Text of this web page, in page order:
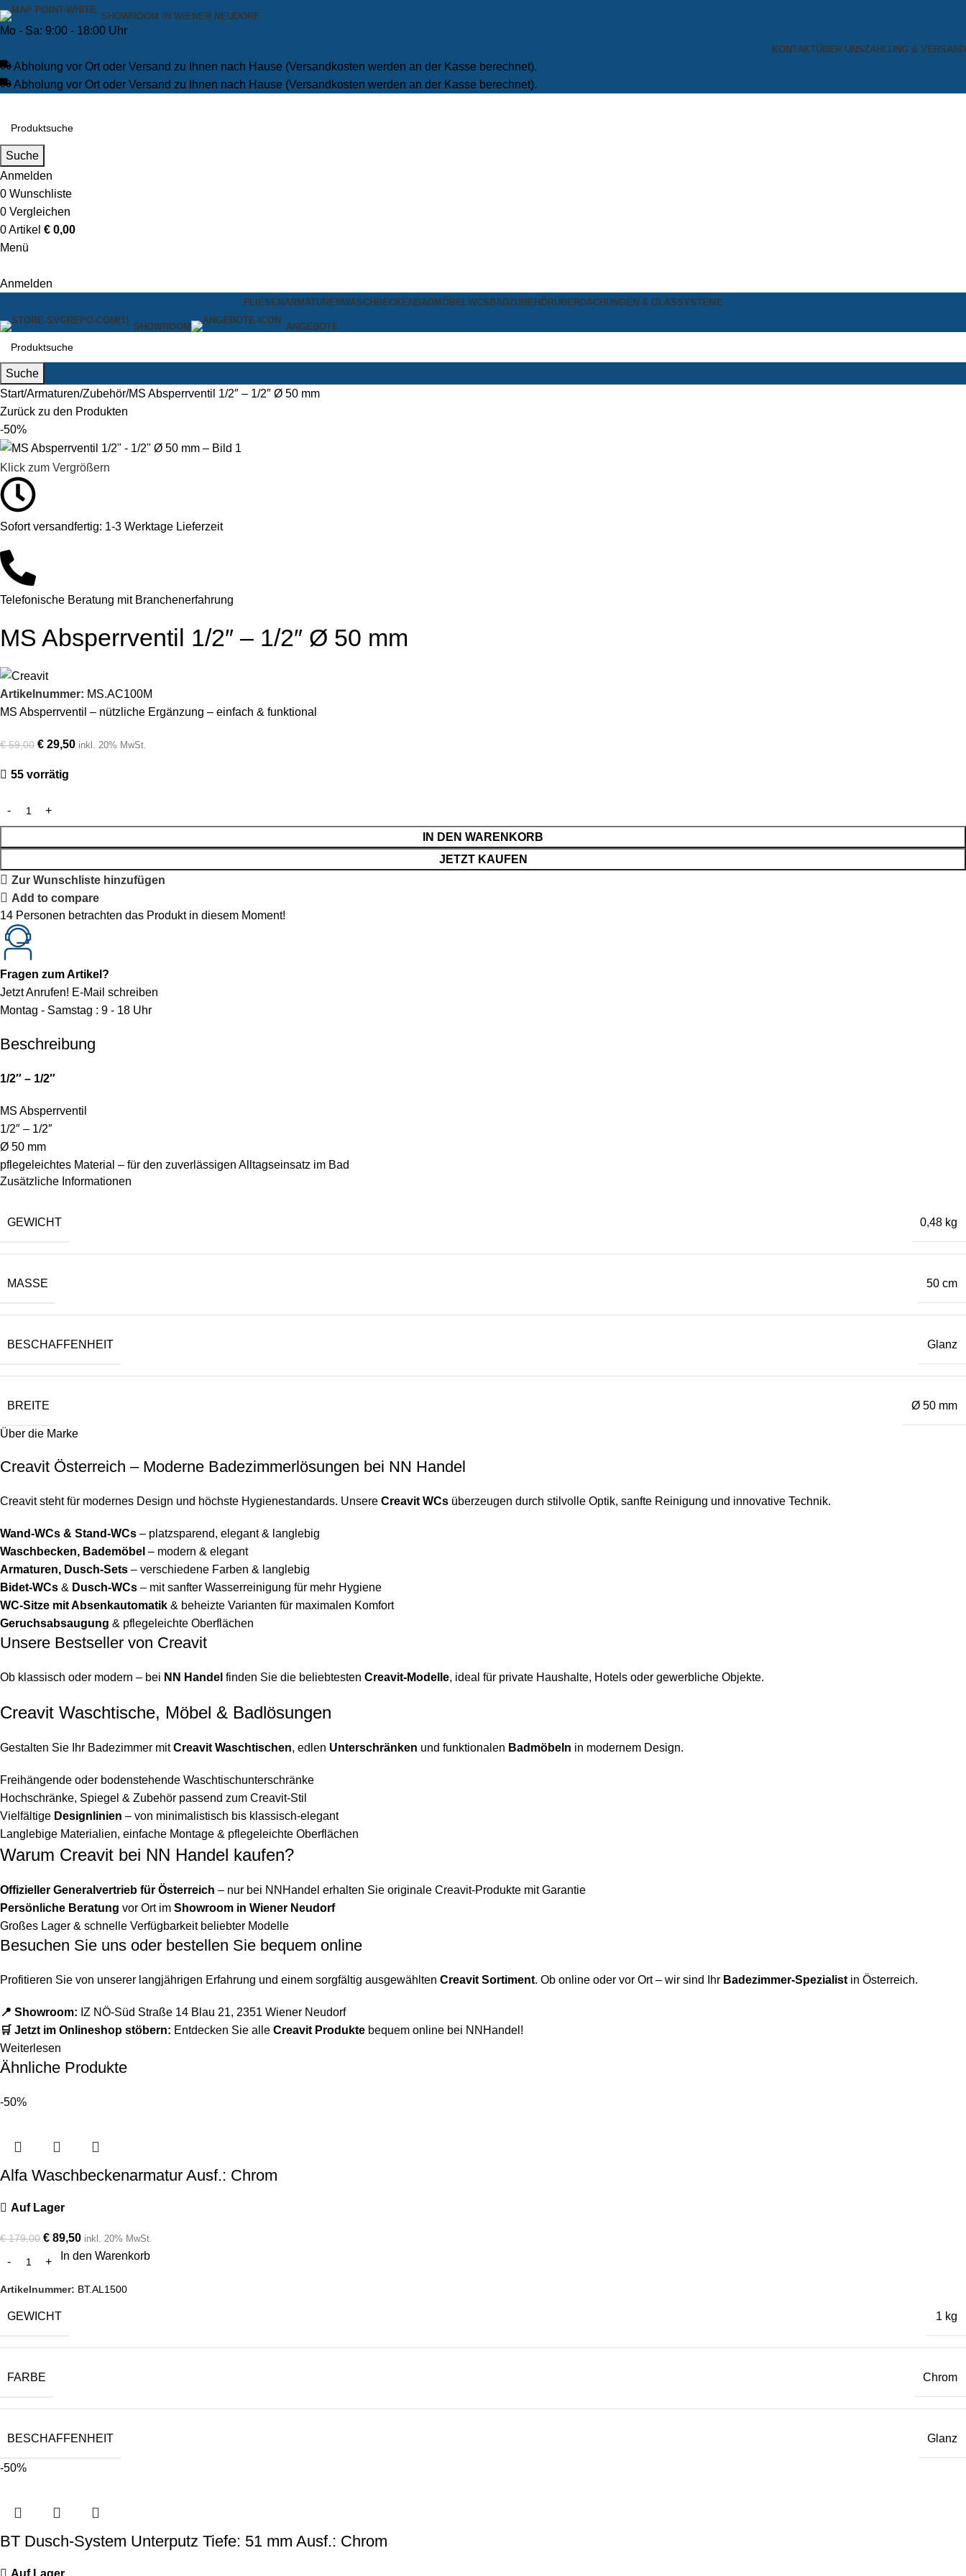
SHOWROOM IN WIENER NEUDORF
Mo - Sa: 9:00 - 18:00 Uhr
KONTAKTÜBER UNSZAHLUNG & VERSAND
Abholung vor Ort oder Versand zu Ihnen nach Hause (Versandkosten werden an der Kasse berechnet).
Abholung vor Ort oder Versand zu Ihnen nach Hause (Versandkosten werden an der Kasse berechnet).
Suche
Anmelden
0 Wunschliste
0 Vergleichen
0Artikel € 0,00
Menü
Anmelden
FLIESENARMATURENWASCHBECKEN BADMÖBELWCS BADZUBEHÖRÜBERDACHUNGEN & GLASSYSTEME
SHOWROOM ANGEBOTE
Suche
Start Armaturen Zubehör MS Absperrventil 1/2″ – 1/2″ Ø 50 mm
Zurück zu den Produkten
-50%
Klick zum Vergrößern
Sofort versandfertig: 1-3 Werktage Lieferzeit
Telefonische Beratung mit Branchenerfahrung
MS Absperrventil 1/2″ – 1/2″ Ø 50 mm
Artikelnummer: MS.AC100M
MS Absperrventil – nützliche Ergänzung – einfach & funktional
€59,00 € 29,50 inkl. 20% MwSt.
55 vorrätig
IN DEN WARENKORB
JETZT KAUFEN
Zur Wunschliste hinzufügen
Add to compare
14 Personen betrachten das Produkt in diesem Moment!
Fragen zum Artikel?
Jetzt Anrufen! E-Mail schreiben
Montag - Samstag : 9 - 18 Uhr
Beschreibung
1/2″ – 1/2″
MS Absperrventil
1/2″ – 1/2″
Ø 50 mm
pflegeleichtes Material – für den zuverlässigen Alltagseinsatz im Bad
Zusätzliche Informationen
GEWICHT 0,48 kg
MASSE 50 cm
BESCHAFFENHEIT Glanz
BREITE Ø 50 mm
Über die Marke
Creavit Österreich – Moderne Badezimmerlösungen bei NN Handel
Creavit steht für modernes Design und höchste Hygienestandards. Unsere Creavit WCs überzeugen durch stilvolle Optik, sanfte Reinigung und innovative Technik.
Wand-WCs & Stand-WCs – platzsparend, elegant & langlebig
Waschbecken, Bademöbel – modern & elegant
Armaturen, Dusch-Sets – verschiedene Farben & langlebig
Bidet-WCs & Dusch-WCs – mit sanfter Wasserreinigung für mehr Hygiene
WC-Sitze mit Absenkautomatik & beheizte Varianten für maximalen Komfort
Geruchsabsaugung & pflegeleichte Oberflächen
Unsere Bestseller von Creavit
Ob klassisch oder modern – bei NN Handel finden Sie die beliebtesten Creavit-Modelle, ideal für private Haushalte, Hotels oder gewerbliche Objekte.
Creavit Waschtische, Möbel & Badlösungen
Gestalten Sie Ihr Badezimmer mitCreavit Waschtischen, edlen Unterschränken und funktionalen Badmöbeln in modernem Design.
Freihängende oder bodenstehende Waschtischunterschränke
Hochschränke, Spiegel & Zubehör passend zum Creavit-Stil
Vielfältige Designlinien – von minimalistisch bis klassisch-elegant
Langlebige Materialien, einfache Montage & pflegeleichte Oberflächen
Warum Creavit bei NN Handel kaufen?
Offizieller Generalvertrieb für Österreich – nur bei NNHandel erhalten Sie originale Creavit-Produkte mit Garantie
Persönliche Beratung vor Ort im Showroom in Wiener Neudorf
Großes Lager & schnelle Verfügbarkeit beliebter Modelle
Besuchen Sie uns oder bestellen Sie bequem online
Profitieren Sie von unserer langjährigen Erfahrung und einem sorgfältig ausgewählten Creavit Sortiment. Ob online oder vor Ort – wir sind Ihr Badezimmer-Spezialist in Österreich.
📍 Showroom: IZ NÖ-Süd Straße 14 Blau 21, 2351 Wiener Neudorf
🛒 Jetzt im Onlineshop stöbern: Entdecken Sie alle Creavit Produkte bequem online bei NNHandel!
Weiterlesen
Ähnliche Produkte
-50%
Alfa Waschbeckenarmatur Ausf.: Chrom
Auf Lager
€179,00 € 89,50 inkl. 20% MwSt.
In den Warenkorb
Artikelnummer: BT.AL1500
GEWICHT 1 kg
FARBE Chrom
BESCHAFFENHEIT Glanz
-50%
BT Dusch-System Unterputz Tiefe: 51 mm Ausf.: Chrom
Auf Lager